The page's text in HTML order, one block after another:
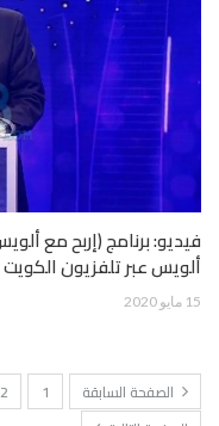
ألويس عبر تلفزيون الكويت
15 مايو 2020
الصفحة السابقة 1
2